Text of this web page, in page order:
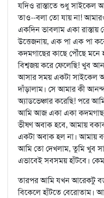
যদিও রাস্তাতে শুধু সাইকেল
তাও--বলা তো যায় না!
একদিন ভাবলাম একা
উত্তেজনায়, এক পা এক পা
কদমগাছের কাছে পৌঁছে মনে
বিশ্বজয় করে ফেলেছি! খুব
আসার সময় একটা সাইকেল
দাঁড়ালাম। সে আমার কী
অ্যাডভেঞ্চার করেছি! পরে
আমি আজ একা একা কদমগাছ
ভীষণ অবাক হবে, আমায়
একটা অবাক হল না। আমায়
আমি তো দেখলাম, তুমি খুব
এভাবেই সবসময় হাঁটবে।
তারপর আমি যখন আরেকটু
বিকেলে হাঁটতে বেরোতাম।